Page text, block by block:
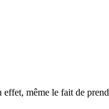
même le fait de